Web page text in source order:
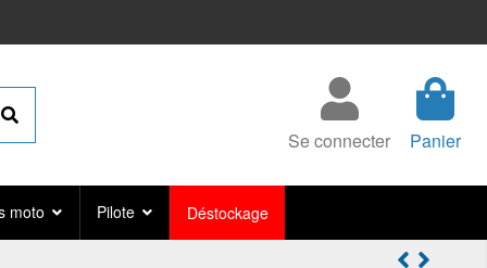
Se connecter Panier
moto Pilote Déstockage